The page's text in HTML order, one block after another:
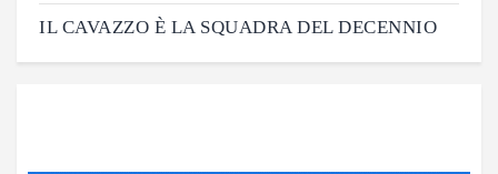
IL CAVAZZO È LA SQUADRA DEL DECENNIO